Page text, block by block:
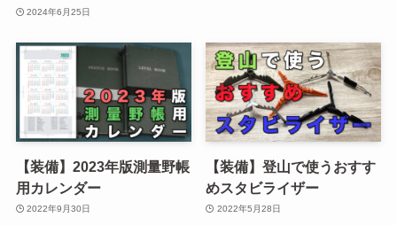
2024年6月25日
【装備】2023年版測量野帳
用カレンダー
2022年9月30日
【装備】登山で使うおすす
めスタビライザー
2022年5月28日